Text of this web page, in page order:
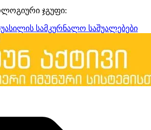
ჯგუფი:
სამკურნალო საშუალებები